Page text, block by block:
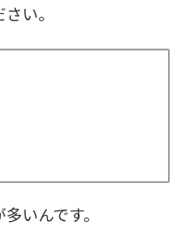
い。
いんです。